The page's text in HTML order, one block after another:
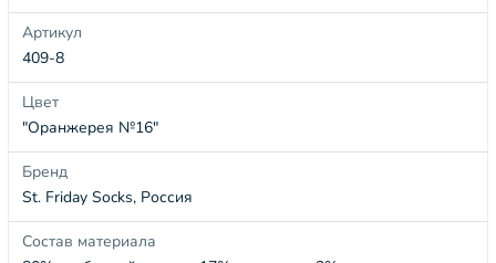
Артикул
409-8
Цвет
"Оранжерея №16"
Бренд
St. Friday Socks, Россия
Состав материала